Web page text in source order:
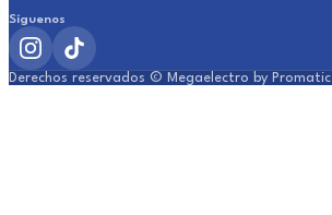
Síguenos
Derechos reservados © Megaelectro by Promatic